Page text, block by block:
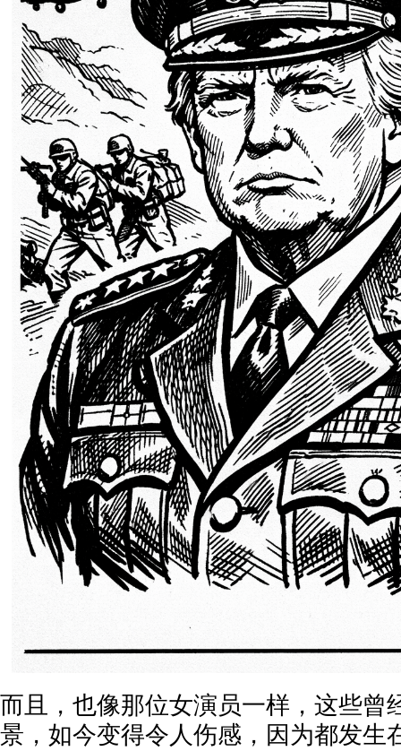
而且，也像那位女演员一样，这些曾
景，如今变得令人伤感，因为都发生